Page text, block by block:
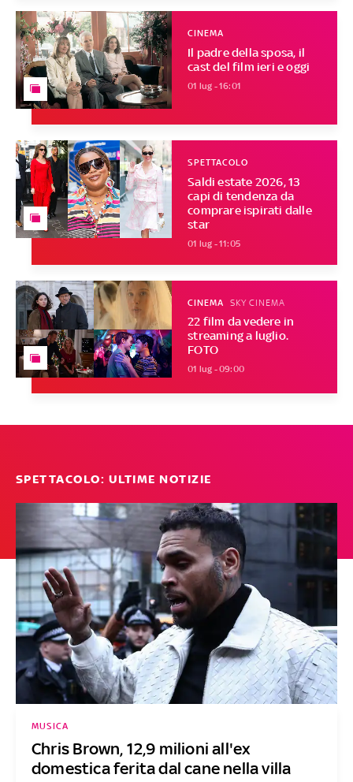
Il padre della sposa, il
cast del film ieri e oggi
CINEMA
01 lug - 16:01
Saldi estate 2026, 13
capi di tendenza da
comprare ispirati dalle
star
SPETTACOLO
01 lug - 11:05
22 film da vedere in
streaming a luglio.
FOTO
CINEMA SKY CINEMA
01 lug - 09:00
SPETTACOLO: ULTIME NOTIZIE
Chris Brown, 12,9 milioni all'ex
domestica ferita dal cane nella villa
MUSICA